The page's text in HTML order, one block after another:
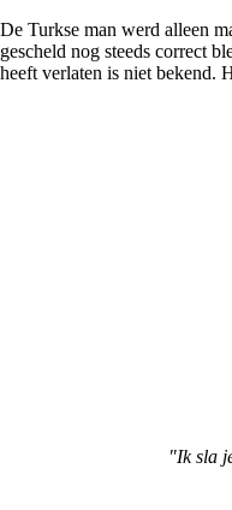
De Turkse man werd alleen
gescheld nog steeds correct
heeft verlaten is niet bekend.
"Ik sla